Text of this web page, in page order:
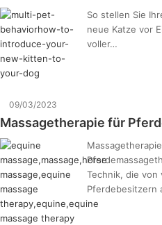
So stellen Sie
neue Katze vor
voller…
09/03/2023
Massagetherapie für
Technik, die von
Pferdebesitzern